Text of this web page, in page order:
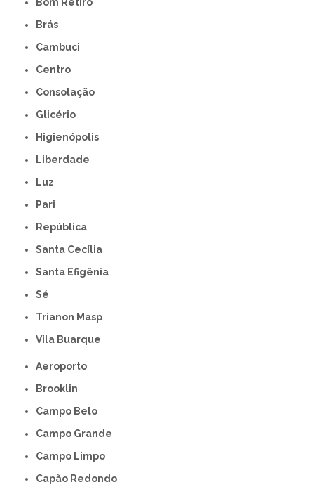
Brás
Cambuci
Centro
Consolação
Glicério
Higienópolis
Liberdade
Luz
Pari
República
Santa Cecília
Santa Efigênia
Sé
Trianon Masp
Vila Buarque
Aeroporto
Brooklin
Campo Belo
Campo Grande
Campo Limpo
Capão Redondo